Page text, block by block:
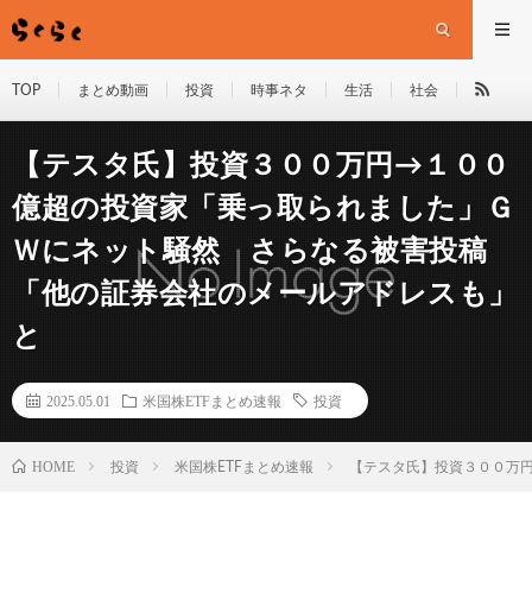
TOP まとめ動画 投資 時事ネタ 生活 社会
【テスタ氏】投資３００万円→１００
億超の投資家「乗っ取られました」Ｇ
Ｗにネット騒然 さらなる被害投稿
「他の証券会社のメールアドレスも」
と
2025.05.01 米国株ETFまとめ速報 投資
HOME 投資 米国株ETFまとめ速報 【テスタ氏】投資３００